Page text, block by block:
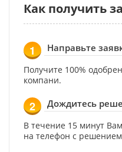
Как получить
1 Направьте
Получите 100%
компани.
2 Дождитесь
В течение 15 минут
на телефон с